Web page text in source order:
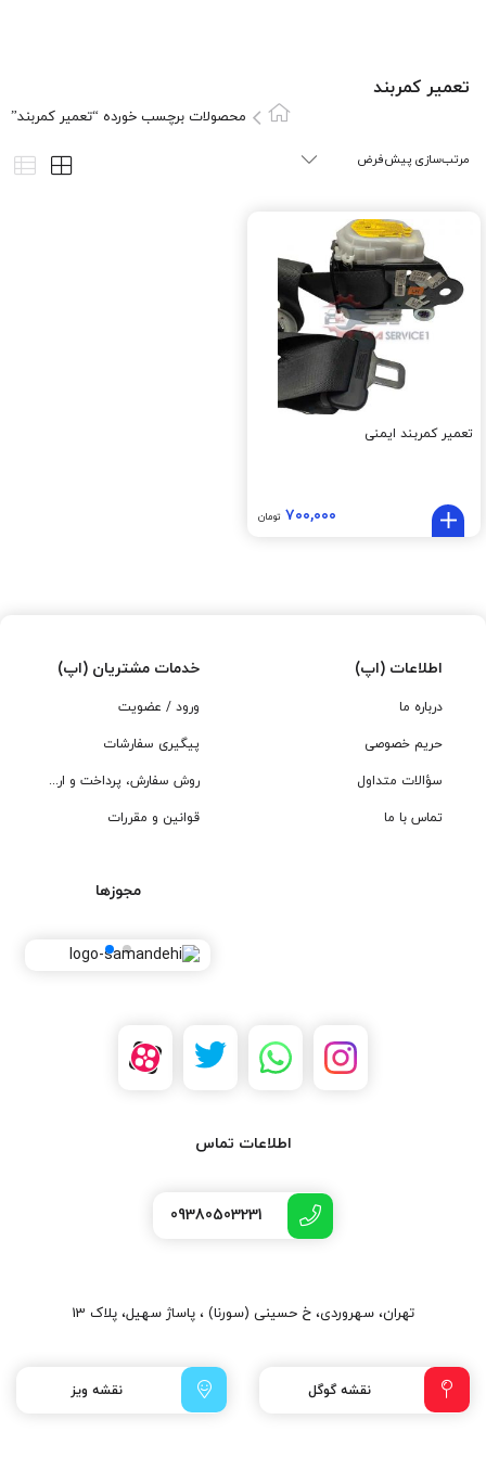
تعمیر کمربند
محصولات برچسب خورده “تعمیر کمربند”
تعمیر کمربند ایمنی
۷۰۰,۰۰۰ تومان
اطلاعات (اپ)
درباره ما
حریم خصوصی
سؤالات متداول
تماس با ما
خدمات مشتریان (اپ)
ورود / عضویت
پیگیری سفارشات
روش سفارش، پرداخت و ارسال
قوانین و مقررات
مجوزها
اطلاعات تماس
09380503231
تهران، سهروردی، خ حسینی (سورنا) ، پاساژ سهیل، پلاک 13
نقشه گوگل نقشه ویز